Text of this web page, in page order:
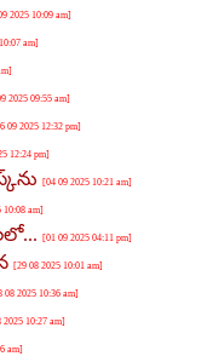
2025 10:09 am]
am]
2025 09:55 am]
09 2025 12:32 pm]
12:24 pm]
[04 09 2025 10:21 am]
10:08 am]
[01 09 2025 04:11 pm]
[29 08 2025 10:01 am]
08 2025 10:36 am]
2025 10:27 am]
am]